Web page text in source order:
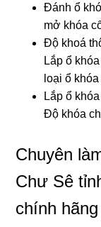
Đánh ổ
mở khóa
Độ khoá
Lắp ổ
loại ổ
Lắp ổ
Độ khóa
Chuyên
Chư Sê
chính hãng